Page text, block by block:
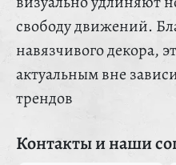
свободу движений.
навязчивого декора,
актуальным вне
трендов
Контакты и наши